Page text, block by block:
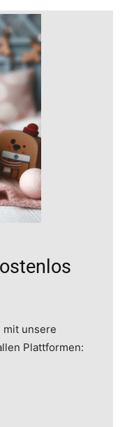
mit unsere
Plattformen: